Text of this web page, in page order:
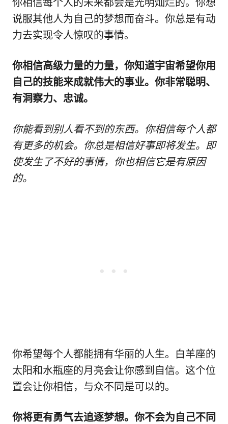
你相信每个人的未来都会是光明灿烂的。你想
说服其他人为自己的梦想而奋斗。你总是有动
力去实现令人惊叹的事情。
你相信高级力量的力量，你知道宇宙希望你用
自己的技能来成就伟大的事业。你非常聪明、
有洞察力、忠诚。
你能看到别人看不到的东西。你相信每个人都
有更多的机会。你总是相信好事即将发生。即
使发生了不好的事情，你也相信它是有原因
的。
你希望每个人都能拥有华丽的人生。白羊座的
太阳和水瓶座的月亮会让你感到自信。这个位
置会让你相信，与众不同是可以的。
你将更有勇气去追逐梦想。你不会为自己不同